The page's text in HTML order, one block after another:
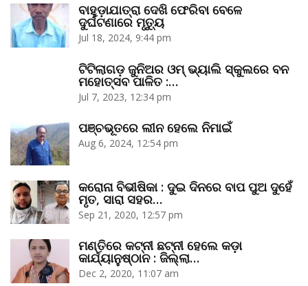
ବାହୁଡ଼ାଯାତ୍ରା ଦେଖି ଫେରିବା ବେଳେ
ଦୁର୍ଘଟଣାରେ ମୃତ୍ୟୁ
Jul 18, 2024, 9:44 pm
ଟିଟିଲାଗଡ଼ ଜୁନିଅର ଓମ୍‌ ଭ୍ୟାଲି ସ୍କୁଲରେ ବନ
ମହୋତ୍ସବ ପାଳିତ :…
Jul 7, 2023, 12:34 pm
ପଞ୍ଚଭୂତରେ ଲୀନ ହେଲେ ନିମାଇଁ
Aug 6, 2024, 12:54 pm
କରୋନା ବିଭୀଷିକା : ଦୁଇ ଦିନରେ ବାପ ପୁଅ ଦୁହେଁ
ମୃତ, ସାରା ସହର…
Sep 21, 2020, 12:57 pm
ମଣ୍ତିରେ କଟ୍‌ନୀ ଛଟ୍‌ନୀ ହେଲେ କଡ଼ା
କାର୍ଯ୍ୟାନୁଷ୍ଠାନ : ଜିଲ୍ଲା…
Dec 2, 2020, 11:07 am